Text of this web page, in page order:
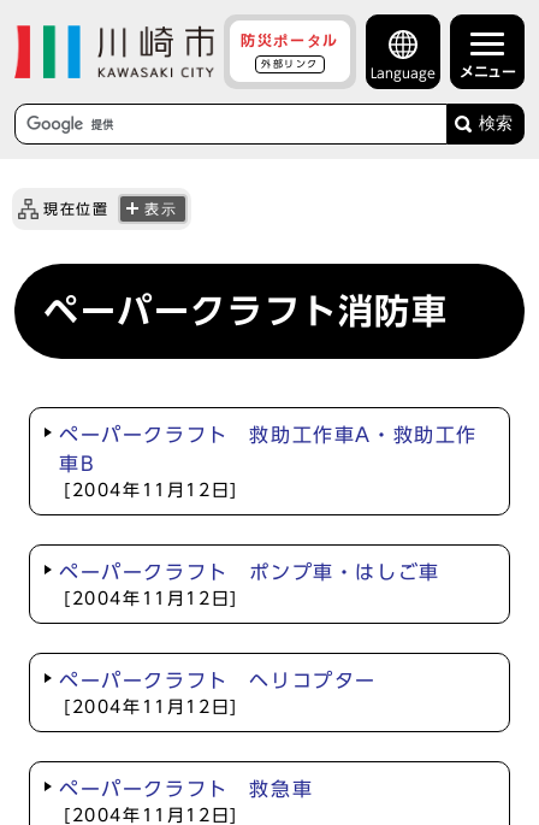
防災ポータル
外部リンク
Language メニュー
検索
現在位置 表示
ペーパークラフト消防車
ペーパークラフト 救助工作車A・救助工作
車B
[2004年11月12日]
ペーパークラフト ポンプ車・はしご車
[2004年11月12日]
ペーパークラフト ヘリコプター
[2004年11月12日]
ペーパークラフト 救急車
[2004年11月12日]